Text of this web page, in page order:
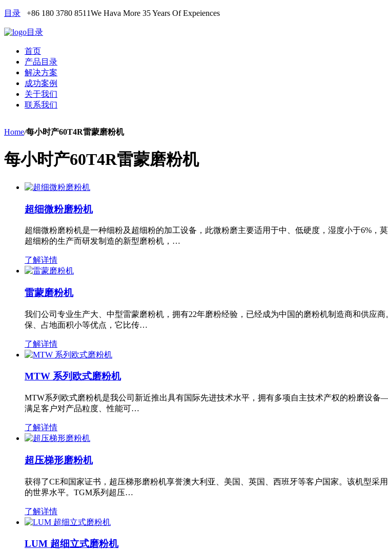
目录 +86 180 3780 8511We Hava More 35 Years Of Expeiences
目录
首页
产品目录
解决方案
成功案例
关于我们
联系我们
Home/每小时产60T4R雷蒙磨粉机
每小时产60T4R雷蒙磨粉机
超细微粉磨粉机
超细微粉磨粉机是一种细粉及超细粉的加工设备，此微粉磨主要适用于中、低硬度，湿度小于6%
超细粉的生产而研发制造的新型磨粉机，…
了解详情
雷蒙磨粉机
我们公司专业生产大、中型雷蒙磨粉机，拥有22年磨粉经验，已经成为中国的磨粉机制造商和供应
保、占地面积小等优点，它比传…
了解详情
MTW 系列欧式磨粉机
MTW系列欧式磨粉机是我公司新近推出具有国际先进技术水平，拥有多项自主技术产权的粉磨设
满足客户对产品粒度、性能可…
了解详情
超压梯形磨粉机
获得了CE和国家证书，超压梯形磨粉机享誉澳大利亚、美国、英国、西班牙等客户国家。该机型
的世界水平。TGM系列超压…
了解详情
LUM 超细立式磨粉机